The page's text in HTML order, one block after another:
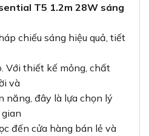
T5 1.2m 28W sáng
chiếu sáng hiệu quả, tiết
Với thiết kế mỏng, chất
và
năng, đây là lựa chọn lý
đến cửa hàng bán lẻ và